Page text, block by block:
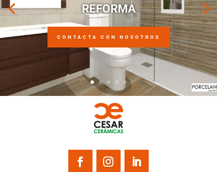
REFORMA
CONTACTA CON NOSOTROS